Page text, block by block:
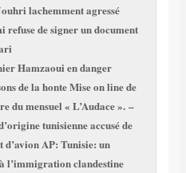
lachemment agressé
de signer un document
»
Hamzaoui en danger
de la honteMise on line de
du mensuel « L’Audace ». –
tunisienne accusé de
d’avionAP: Tunisie: un
l’immigration clandestine